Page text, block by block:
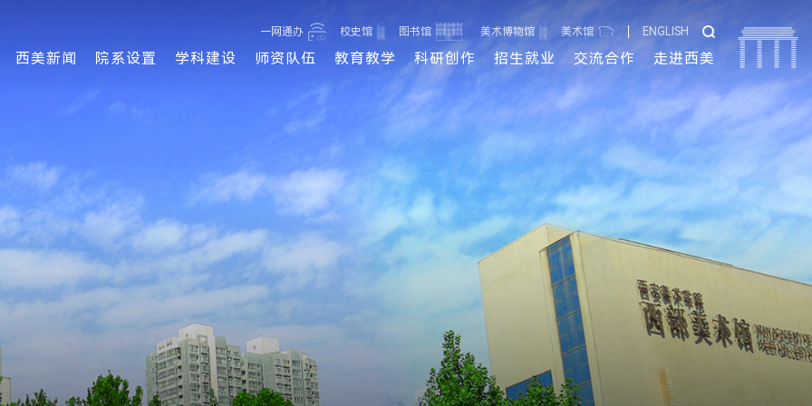
一网通办 校史馆 图书馆 美术博物馆 美术馆 ENGLISH
西美新闻 院系设置 学科建设 师资队伍 教育教学 科研创作 招生就业 交流合作 走进西美